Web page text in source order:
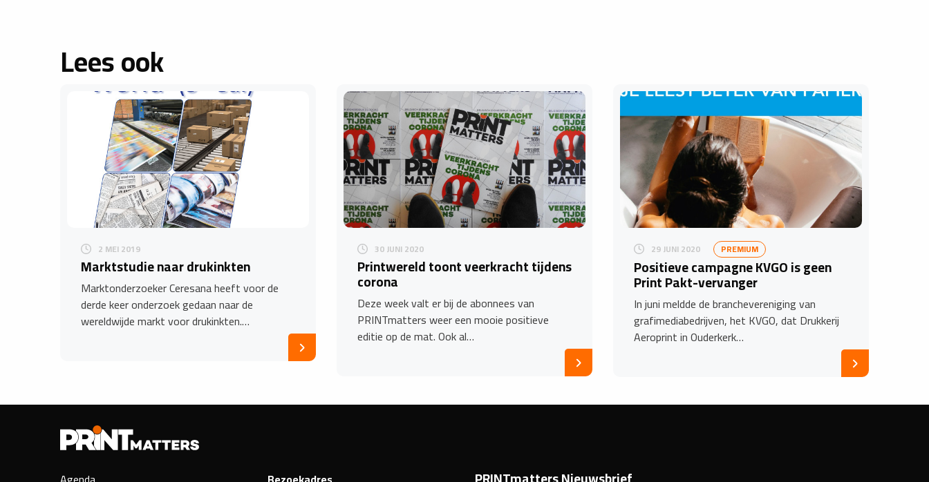
Lees ook
2 MEI 2019
Marktstudie naar drukinkten
Marktonderzoeker Ceresana heeft voor de
derde keer onderzoek gedaan naar de
wereldwijde markt voor drukinkten.…
30 JUNI 2020
Printwereld toont veerkracht tijdens
corona
Deze week valt er bij de abonnees van
PRINTmatters weer een mooie positieve
editie op de mat. Ook al…
29 JUNI 2020 PREMIUM
Positieve campagne KVGO is geen
Print Pakt-vervanger
In juni meldde de branchevereniging van
grafimediabedrijven, het KVGO, dat Drukkerij
Aeroprint in Ouderkerk…